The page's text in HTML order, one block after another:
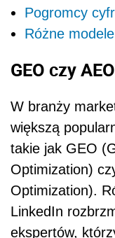
Pogromcy
Różne
GEO czy
W branży
większą
takie jak GEO
Optimization)
Optimization).
LinkedIn
ekspertów,